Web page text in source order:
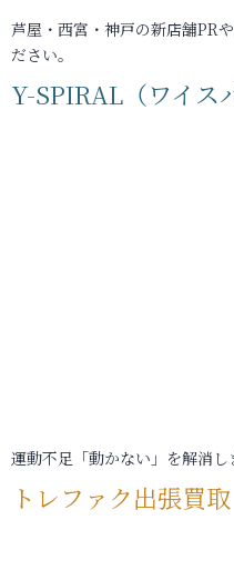
芦屋・西宮・神戸の新店舗PR
ださい。
Y-SPIRAL（ワイス
運動不足「動かない」を解消し
トレファク出張買取